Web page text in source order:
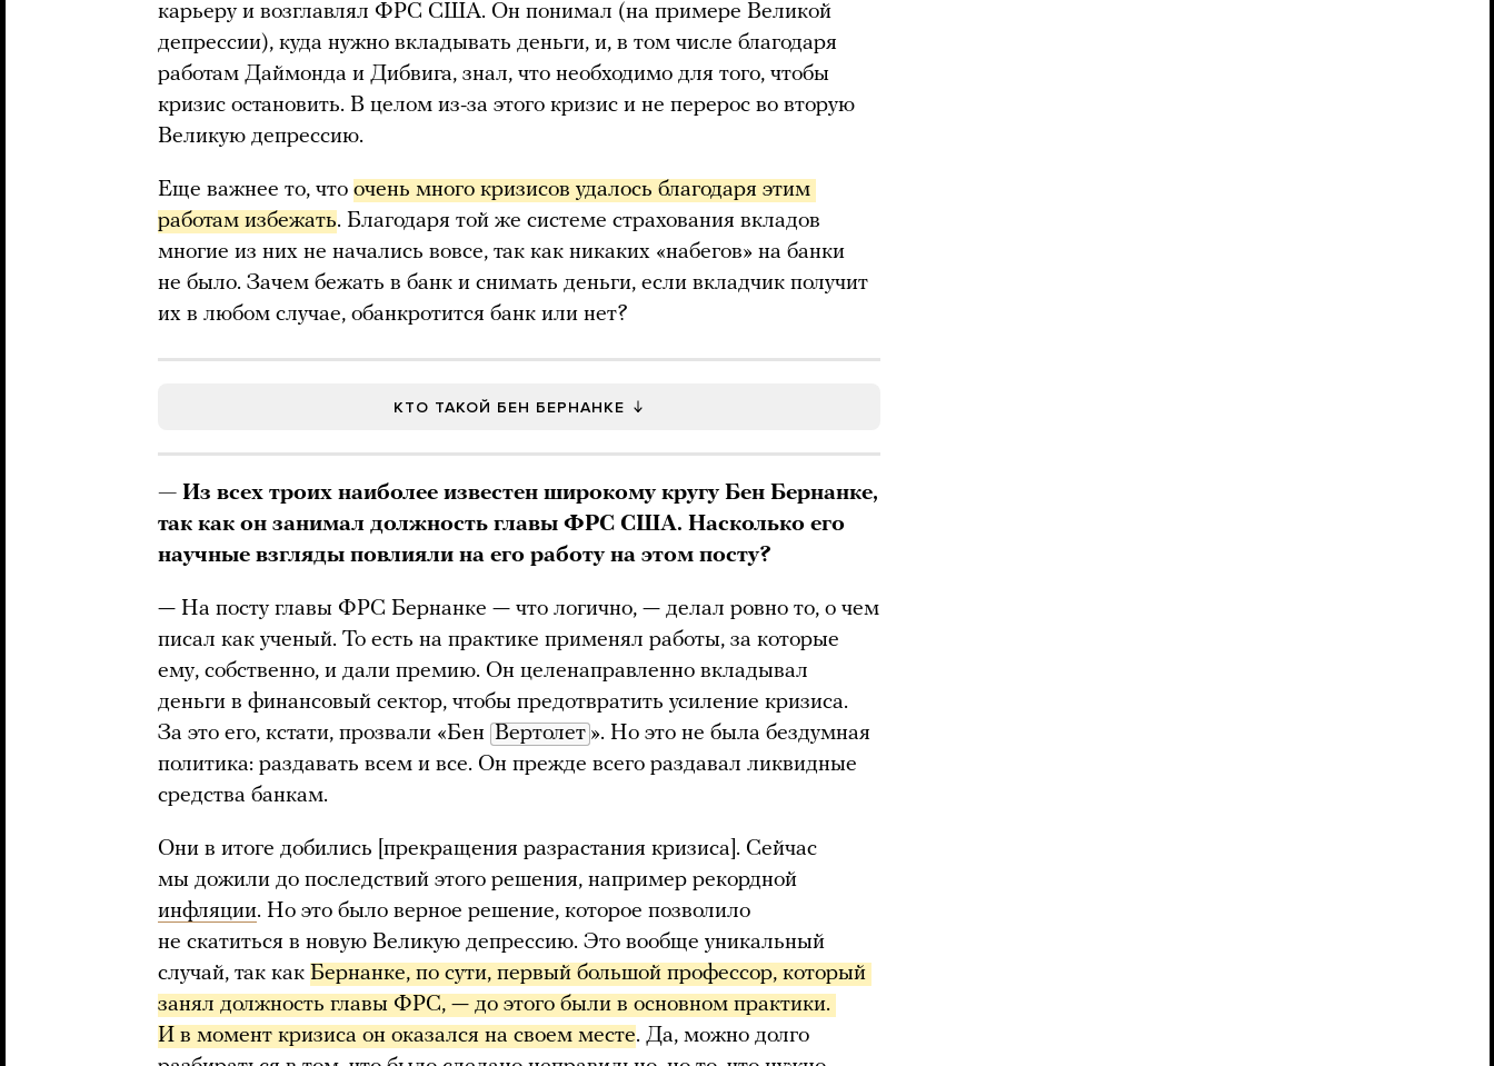
карьеру и возглавлял ФРС США. Он понимал (на примере Великой
депрессии), куда нужно вкладывать деньги, и, в том числе благодаря
работам Даймонда и Дибвига, знал, что необходимо для того, чтобы
кризис остановить. В целом из-за этого кризис и не перерос во вторую
Великую депрессию.
Еще важнее то, что очень много кризисов удалось благодаря этим
работам избежать. Благодаря той же системе страхования вкладов
многие из них не начались вовсе, так как никаких «набегов» на банки
не было. Зачем бежать в банк и снимать деньги, если вкладчик получит
их в любом случае, обанкротится банк или нет?
КТО ТАКОЙ БЕН БЕРНАНКЕ
— Из всех троих наиболее известен широкому кругу Бен Бернанке,
так как он занимал должность главы ФРС США. Насколько его
научные взгляды повлияли на его работу на этом посту?
— На посту главы ФРС Бернанке — что логично, — делал ровно то, о чем
писал как ученый. То есть на практике применял работы, за которые
ему, собственно, и дали премию. Он целенаправленно вкладывал
деньги в финансовый сектор, чтобы предотвратить усиление кризиса.
За это его, кстати, прозвали «Бен Вертолет ». Но это не была бездумная
политика: раздавать всем и все. Он прежде всего раздавал ликвидные
средства банкам.
Они в итоге добились [прекращения разрастания кризиса]. Сейчас
мы дожили до последствий этого решения, например рекордной
инфляции. Но это было верное решение, которое позволило
не скатиться в новую Великую депрессию. Это вообще уникальный
случай, так как Бернанке, по сути, первый большой профессор, который
занял должность главы ФРС, — до этого были в основном практики.
И в момент кризиса он оказался на своем месте. Да, можно долго